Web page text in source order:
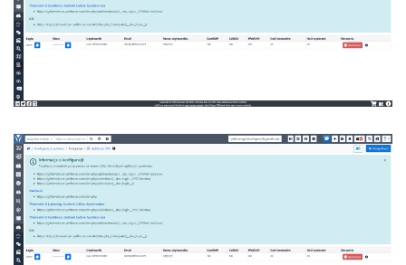
READ MORE
READ MORE